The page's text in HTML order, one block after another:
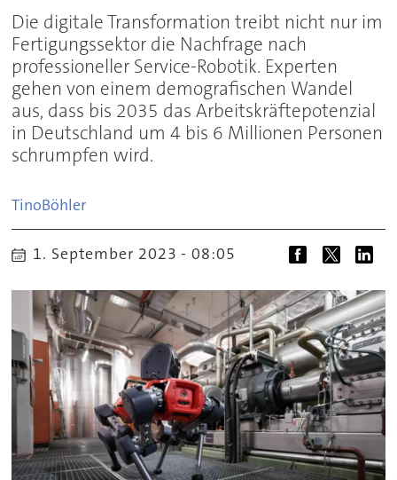
Die digitale Transformation treibt nicht nur im
Fertigungssektor die Nachfrage nach
professioneller Service-Robotik. Experten
gehen von einem demografischen Wandel
aus, dass bis 2035 das Arbeitskräftepotenzial
in Deutschland um 4 bis 6 Millionen Personen
schrumpfen wird.
TinoBöhler
1. September 2023 - 08:05